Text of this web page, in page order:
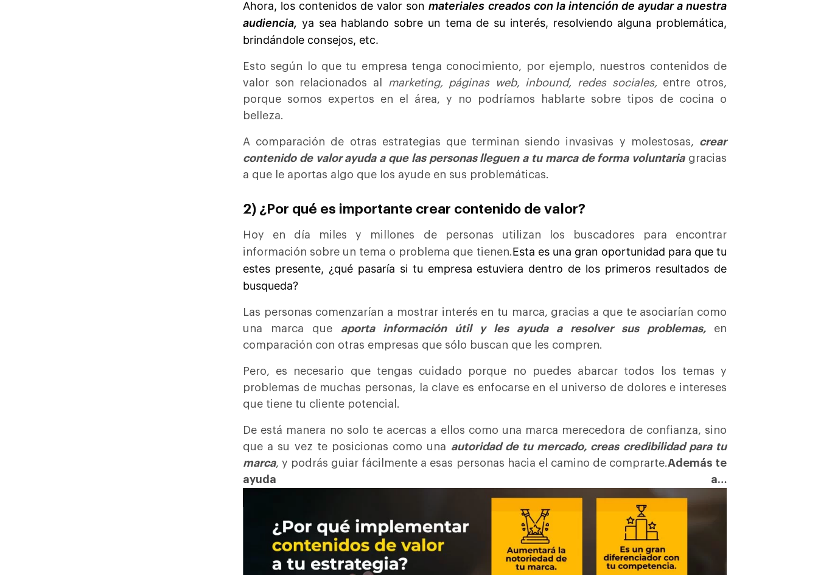
Ahora, los contenidos de valor sonmateriales creados con la intención de ayudar a nuestra
audiencia, ya sea hablando sobre un tema de su interés, resolviendo alguna problemática,
brindándole consejos, etc.
Esto según lo que tu empresa tenga conocimiento, por ejemplo, nuestros contenidos de
valor son relacionados al
marketing, páginas web, inbound, redes sociales, entre otros,
porque somos expertos en el área, y no podríamos hablarte sobre tipos de cocina o
belleza.
A comparación de otras estrategias que terminan siendo invasivas y molestosas, crear
contenido de valor ayuda a que las personas lleguen a tu marca de forma voluntariagracias
a que le aportas algo que los ayude en sus problemáticas.
2) ¿Por qué es importante crear contenido de valor?
Hoy en día miles y millones de personas utilizan los buscadores para encontrar
información sobre un tema o problema que tienen.Esta es una gran oportunidad para que tu
estes presente, ¿qué pasaría si tu empresa estuviera dentro de los primeros resultados de
busqueda?
Las personas comenzarían a mostrar interés en tu marca, gracias a que te asociarían como
una marca que aporta información útil y les ayuda a resolver sus problemas, en
comparación con otras empresas que sólo buscan que les compren.
Pero, es necesario que tengas cuidado porque no puedes abarcar todos los temas y
problemas de muchas personas, la clave es enfocarse en el universo de dolores e intereses
que tiene tu cliente potencial.
De está manera no solo te acercas a ellos como una marca merecedora de confianza, sino
que a su vez te posicionas como una autoridad de tu mercado, creas credibilidad para tu
marca, y podrás guiar fácilmente a esas personas hacia el camino de comprarte.Además te
ayuda a…